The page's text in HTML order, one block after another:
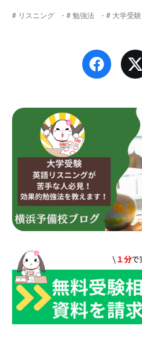
# リスニング # 勉強法 # 大学受験